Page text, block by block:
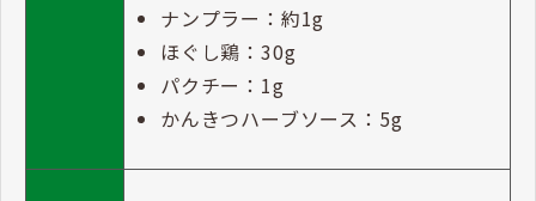
ナンプラー：約1g
ほぐし鶏：30g
パクチー：1g
かんきつハーブソース：5g